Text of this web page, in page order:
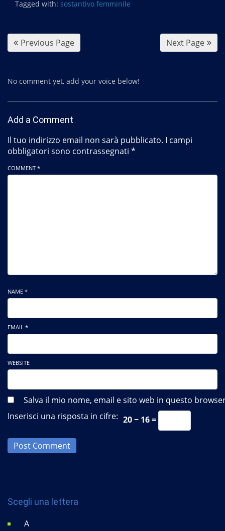
Tagged with: sostantivo femminile
Previous Page Next Page
No comment yet, add your voice below!
Add a Comment
Il tuo indirizzo email non sarà pubblicato. I campi
obbligatori sono contrassegnati *
COMMENT *
NAME *
EMAIL *
WEBSITE
Salva il mio nome, email e sito web in questo
Inserisci una risposta in cifre: 20 − 16 =
Post Comment
Scegli una lettera
A